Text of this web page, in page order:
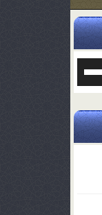
یا
صدا
کلیدهای